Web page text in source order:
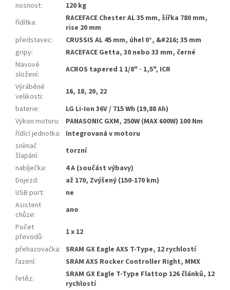
nosnost:
120 kg
řídítka:
RACEFACE Chester AL 35 mm, šířka 780 mm,
rise 20 mm
představec:
CRUSSIS AL 45 mm, úhel 0°, &#216; 35 mm
gripy:
RACEFACE Getta, 30 nebo 33 mm, černé
hlavové
složení:
ACROS tapered 1 1/8" - 1,5", ICR
Výráběné
velikosti:
16, 18, 20, 22
baterie:
LG Li-Ion 36V / 715 Wh (19,88 Ah)
Výkon motoru:
PANASONIC GXM, 250W (MAX 600W) 100 Nm
řídící jednotka: Integrovaná v motoru
snímač
šlapání:
torzní
nabíječka:
4 A (součást výbavy)
Dojezd:
až 170, Zvýšený (150-170 km)
USB port:
ne
Asistent
chůze:
ano
Počet
převodů:
1 x 12
přehazovačka: SRAM GX Eagle AXS T-Type, 12 rychlostí
řazení:
SRAM AXS Rocker Controller Right, MMX
řetěz:
SRAM GX Eagle T-Type Flattop 126 článků, 12
rychlostí